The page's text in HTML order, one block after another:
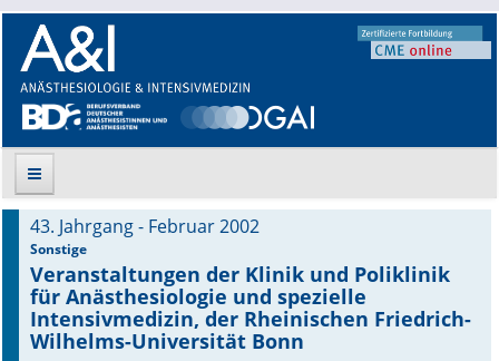
Suche
Aktuelle Ausgabe
Leitlinien
43. Jahrgang - Februar 2002
Sonstige
Veranstaltungen der Klinik und Poliklinik
für Anästhesiologie und spezielle
Intensivmedizin, der Rheinischen Friedrich-
Wilhelms-Universität Bonn